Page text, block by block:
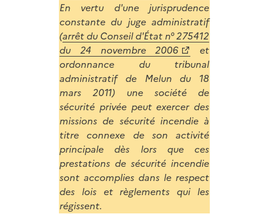
En vertu d'une jurisprudence
constante du juge administratif
(arrêt du Conseil d'État n° 275412
du 24 novembre 2006
et
ordonnance du tribunal
administratif de Melun du 18
mars 2011) une société de
sécurité privée peut exercer des
missions de sécurité incendie à
titre connexe de son activité
principale dès lors que ces
prestations de sécurité incendie
sont accomplies dans le respect
des lois et règlements qui les
régissent.